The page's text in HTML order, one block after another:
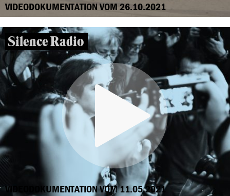
VIDEODOKUMENTATION VOM 26.10.2021
Silence Radio
VIDEODOKUMENTATION VOM 11.05.2021